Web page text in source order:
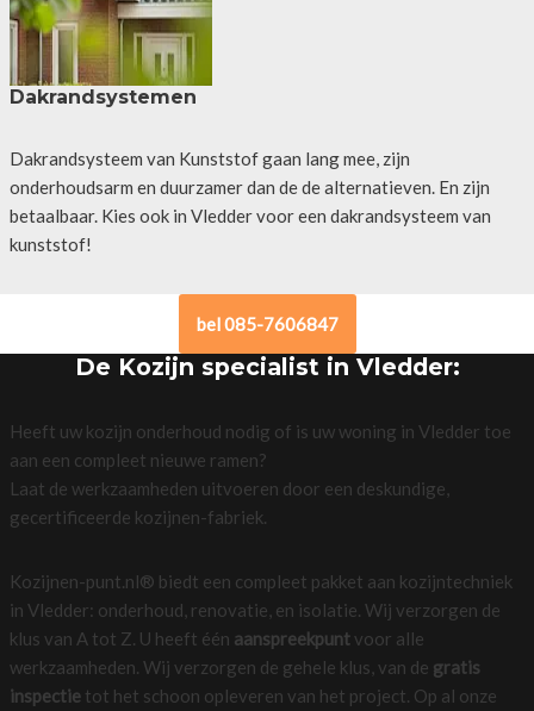
Dakrandsystemen
Dakrandsysteem van Kunststof gaan lang mee, zijn
onderhoudsarm en duurzamer dan de de alternatieven. En zijn
betaalbaar. Kies ook in Vledder voor een dakrandsysteem van
kunststof!
bel 085-7606847
De Kozijn specialist in Vledder:
Heeft uw kozijn onderhoud nodig of is uw woning in Vledder toe
aan een compleet nieuwe ramen?
Laat de werkzaamheden uitvoeren door een deskundige,
gecertificeerde kozijnen-fabriek.
Kozijnen-punt.nl® biedt een compleet pakket aan kozijntechniek
in Vledder: onderhoud, renovatie, en isolatie. Wij verzorgen de
klus van A tot Z. U heeft één aanspreekpuntvoor alle
werkzaamheden. Wij verzorgen de gehele klus, van de gratis
inspectietot het schoon opleveren van het project. Op al onze